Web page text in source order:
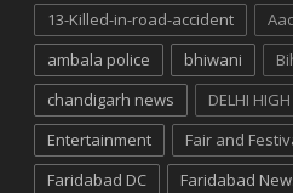
13-Killed-in-road-accident
ambala police
bhiwani
chandigarh news
DELHI
Entertainment
Fair and
Faridabad DC
Faridabad